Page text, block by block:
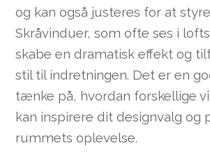
og kan også justeres for at
Skråvinduer, som ofte ses i
skabe en dramatisk effekt og
stil til indretningen. Det er en
tænke på, hvordan forskellige
kan inspirere dit designvalg og
rummets oplevelse.